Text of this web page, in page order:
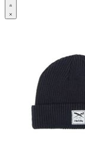
Open
Account
details